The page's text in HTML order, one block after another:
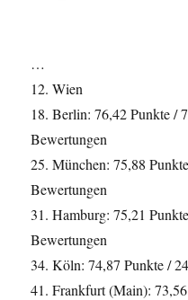
…
12. Wien
18. Berlin: 76,42 Punkte /
Bewertungen
25. München: 75,88
Bewertungen
31. Hamburg: 75,21
Bewertungen
34. Köln: 74,87 Punkte /
41. Frankfurt (Main):